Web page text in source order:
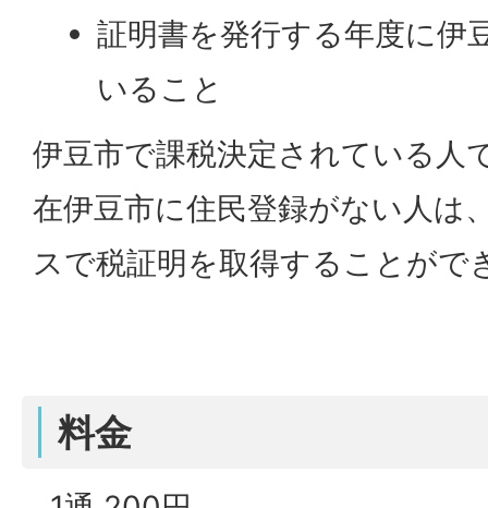
証明書を発行する年度に伊
いること
伊豆市で課税決定されている人
在伊豆市に住民登録がない人は
スで税証明を取得することがで
料金